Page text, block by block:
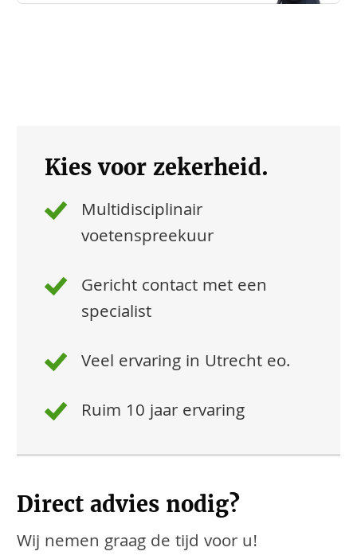
Kies voor zekerheid.
Multidisciplinair
voetenspreekuur
Gericht contact met een
specialist
Veel ervaring in Utrecht eo.
Ruim 10 jaar ervaring
Direct advies nodig?
Wij nemen graag de tijd voor u!